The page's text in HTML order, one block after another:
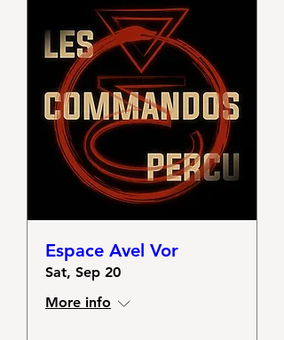
Espace Avel Vor
Sat, Sep 20
More info